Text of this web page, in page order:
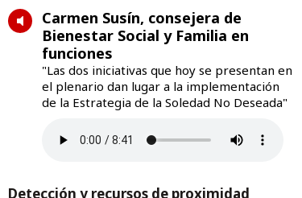
Carmen Susín, consejera de
Bienestar Social y Familia en
funciones
"Las dos iniciativas que hoy se presentan en
el plenario dan lugar a la implementación
de la Estrategia de la Soledad No Deseada"
Detección y recursos de proximidad